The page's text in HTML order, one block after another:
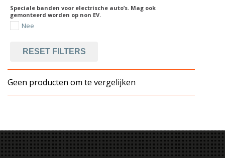
Speciale banden voor electrische auto’s. Mag ook
gemonteerd worden op non EV.
Nee
RESET FILTERS
Geen producten om te vergelijken